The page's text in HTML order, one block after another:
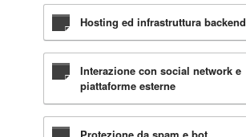
Hosting ed infrastruttura backend
Interazione con social network e
piattaforme esterne